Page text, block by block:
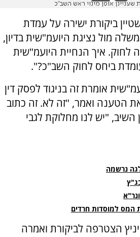
שעניינן אופן מינוי ראש השב"כ
ביקורת ישירה על עמדת
מול נציגת היועמ"שית בדיון,
לחוק. איך הנחיית היועמ"שית
ביחס לחוק השב"כ?".
אומרת זה בניגוד לפסק דין
הטענה ואמר, "זה לא. זה כתוב
"יש לנו מחלוקת לגבי
נרשמה
המס למוסדות חרדים
הצטרפה לביקורת ואמרה